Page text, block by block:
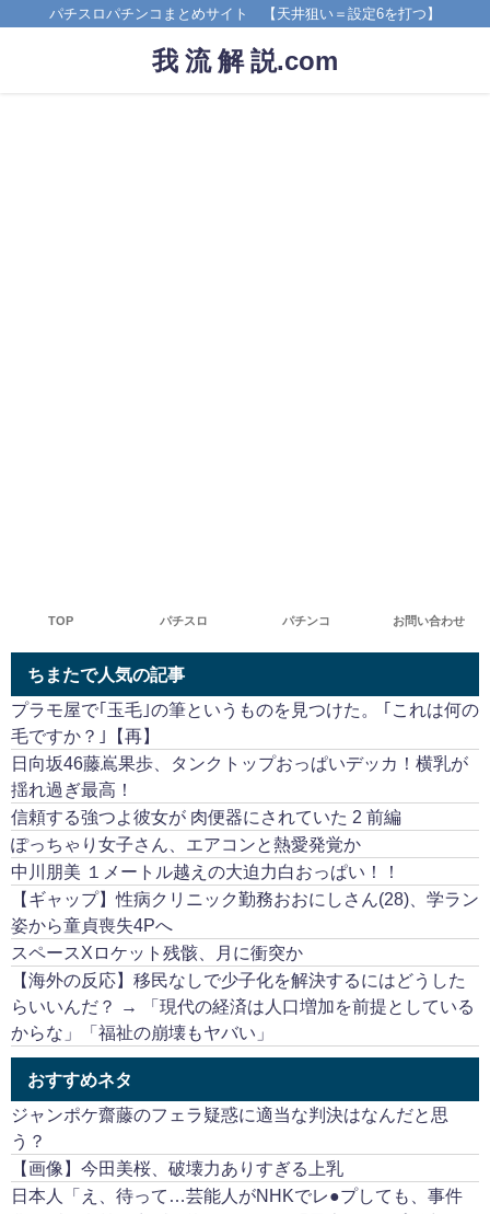
パチスロパチンコまとめサイト 【天井狙い＝設定6を打つ】
我 流 解 説.com
TOP パチスロ パチンコ お問い合わせ
ちまたで人気の記事
プラモ屋で｢玉毛｣の筆というものを見つけた。 ｢これは何の
毛ですか？｣【再】
日向坂46藤嶌果歩、タンクトップおっぱいデッカ！横乳が
揺れ過ぎ最高！
信頼する強つよ彼女が 肉便器にされていた 2 前編
ぽっちゃり女子さん、エアコンと熱愛発覚か
中川朋美 １メートル越えの大迫力白おっぱい！！
【ギャップ】性病クリニック勤務おおにしさん(28)、学ラン
姿から童貞喪失4Pへ
スペースXロケット残骸、月に衝突か
【海外の反応】移民なしで少子化を解決するにはどうした
らいいんだ？ → 「現代の経済は人口増加を前提としている
からな」「福祉の崩壊もヤバい」
おすすめネタ
ジャンポケ齋藤のフェラ疑惑に適当な判決はなんだと思
う？
【画像】今田美桜、破壊力ありすぎる上乳
日本人「え、待って…芸能人がNHKでレ●プしても、事件